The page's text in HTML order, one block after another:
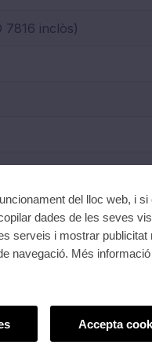
inclòs)
AMD Ryzen
del lloc web, i si
dades de les seves
serveis i mostrar publicitat
navegació. Més
Accepta